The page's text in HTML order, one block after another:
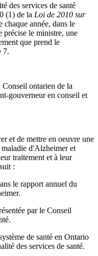
des services de santé
(1) de la Loi de 2010 sur
chaque année, dans le
précise le ministre, une
que prend le
7.
ontarien de la
gouverneur en conseil et
et de mettre en oeuvre une
maladie d'Alzheimer et
traitement et à leur
:
le rapport annuel du
par le Conseil
de santé en Ontario
des services de santé.